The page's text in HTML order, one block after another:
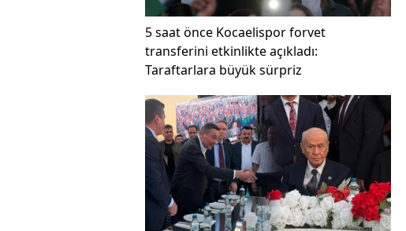
5 saat önce Kocaelispor forvet
transferini etkinlikte açıkladı:
Taraftarlara büyük sürpriz